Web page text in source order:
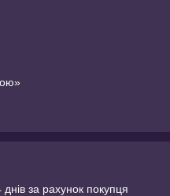
за рахунок покупця